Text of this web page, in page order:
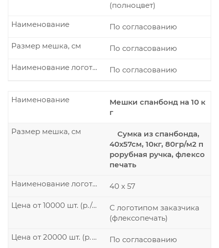
(полноцвет)
По согласованию
Наименование
По согласованию
Размер мешка, см
По согласованию
Наименование логотипа
Мешки спанбонд на 10 к
г
Наименование
Сумка из спанбонда,
40х57см, 10кг, 80гр/м2 п
рорубная ручка, флексо
печать
Размер мешка, см
40 x 57
Наименование логотипа
С логотипом заказчика
(флексопечать)
Цена от 10000 шт. (р./шт.)
По согласованию
Цена от 20000 шт. (р./шт.)